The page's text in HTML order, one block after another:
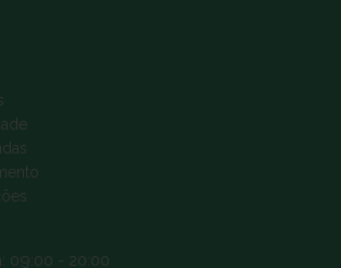
09:00 - 20:00